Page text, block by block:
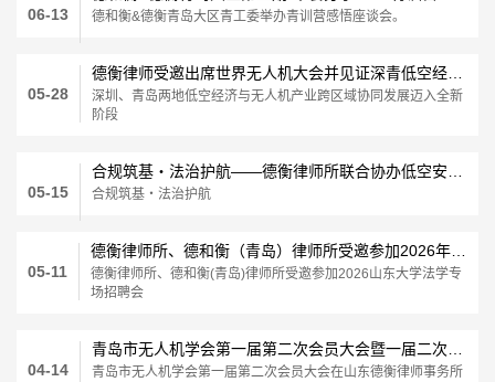
06-13 德和衡&德衡青岛大区青工委举办青训营感悟座谈会。
05-28
深圳、青岛两地低空经济与无人机产业跨区域协同发展迈入全新
阶段
05-15 合规筑基・法治护航
05-11
德衡律师所、德和衡(青岛)律师所受邀参加2026山东大学法学专
场招聘会
04-14
青岛市无人机学会第一届第二次会员大会在山东德衡律师事务所